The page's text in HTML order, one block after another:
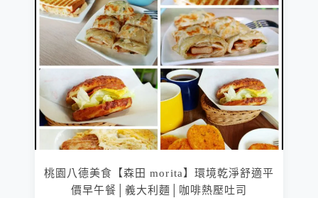
桃園八德美食【森田 morita】環境乾淨舒適平
價早午餐│義大利麵│咖啡熱壓吐司